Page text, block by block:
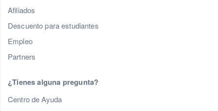
Afiliados
Descuento para estudiantes
Empleo
Partners
¿Tienes alguna pregunta?
Centro de Ayuda